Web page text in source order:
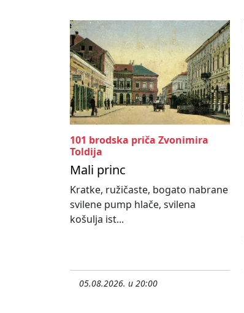
101 brodska priča Zvonimira
Toldija
Mali princ
Kratke, ružičaste, bogato nabrane
svilene pump hlače, svilena
košulja ist...
05.08.2026. u 20:00